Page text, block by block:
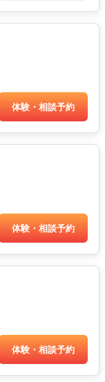
体験・相談予約
体験・相談予約
体験・相談予約